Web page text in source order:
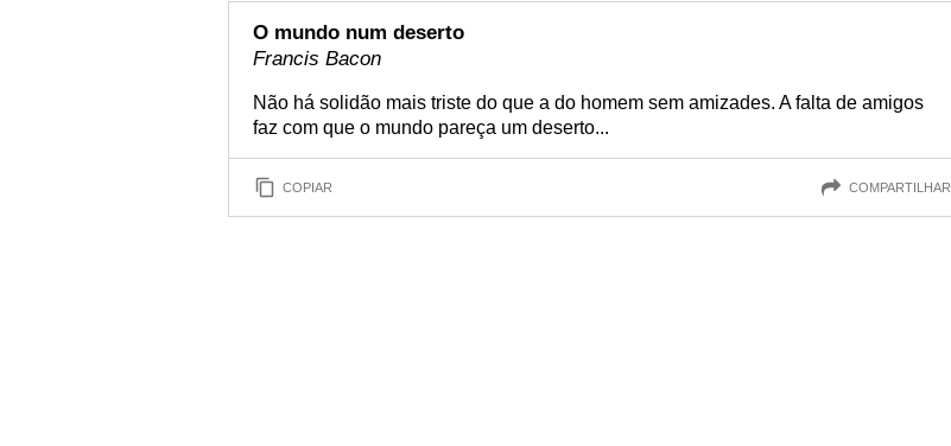
O mundo num deserto
Francis Bacon
Não há solidão mais triste do que a do homem sem amizades. A falta de amigos
faz com que o mundo pareça um deserto...
COPIAR COMPARTILHAR